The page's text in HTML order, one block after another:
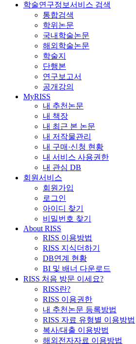
학술연구정보서비스 검색
통합검색
학위논문
국내학술논문
해외학술논문
학술지
단행본
연구보고서
공개강의
MyRISS
내 추천논문
내 책장
내 최근 본 논문
내 저작물관리
내 구매·신청 현황
내 서비스 사용권한
내 관심 DB
회원서비스
회원가입
로그인
아이디 찾기
비밀번호 찾기
About RISS
RISS 이용방법
RISS 지식더하기
DB연계 현황
BI 및 배너 다운로드
RISS 처음 방문 이세요?
RISS란?
RISS 이용권한
내 추천논문 등록방법
RISS 자료 유형별 이용방법
복사/대출 이용방법
해외전자자료 이용방법